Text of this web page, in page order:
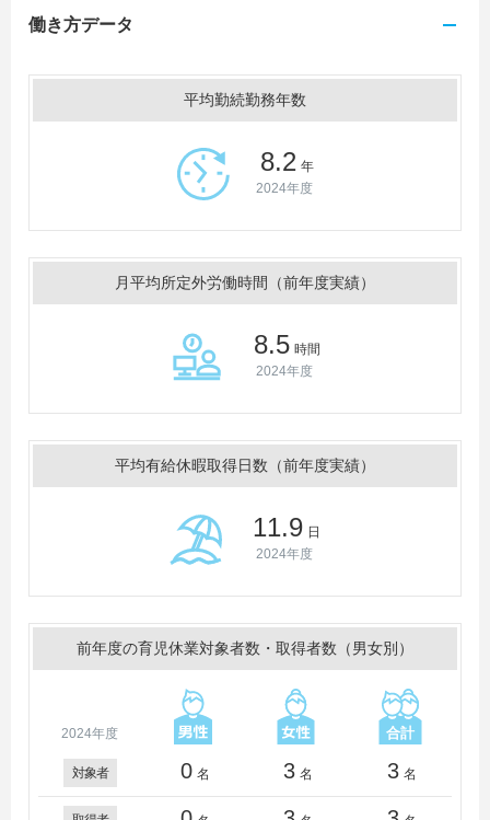
働き方データ
平均勤続勤務年数
8.2 年
2024年度
月平均所定外労働時間（前年度実績）
8.5 時間
2024年度
平均有給休暇取得日数（前年度実績）
11.9 日
2024年度
前年度の育児休業対象者数・取得者数（男女別）
2024年度
対象者 0 名 3 名 3 名